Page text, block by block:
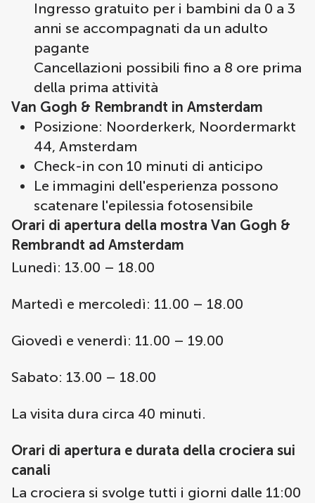
Ingresso gratuito per i bambini da 0 a 3
anni se accompagnati da un adulto
pagante
Cancellazioni possibili fino a 8 ore prima
della prima attività
Van Gogh & Rembrandt in Amsterdam
Posizione: Noorderkerk, Noordermarkt
44, Amsterdam
Check-in con 10 minuti di anticipo
Le immagini dell'esperienza possono
scatenare l'epilessia fotosensibile
Orari di apertura della mostra Van Gogh &
Rembrandt ad Amsterdam
Lunedì: 13.00 – 18.00
Martedì e mercoledì: 11.00 – 18.00
Giovedì e venerdì: 11.00 – 19.00
Sabato: 13.00 – 18.00
La visita dura circa 40 minuti.
Orari di apertura e durata della crociera sui
canali
La crociera si svolge tutti i giorni dalle 11:00